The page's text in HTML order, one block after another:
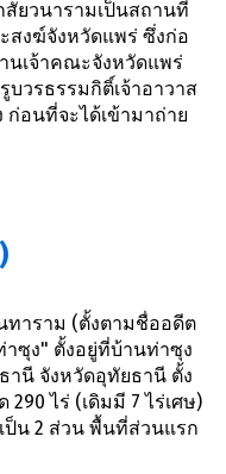
ยวนารามเป็นสถานที่
งฆ์จังหวัดแพร่ ซึ่งก่อ
นเจ้าคณะจังหวัดแพร่
วรธรรมกิติ์เจ้าอาวาส
ก่อนที่จะได้เข้ามาถ่าย
ทาราม (ตั้งตามชื่ออดีต
าซุง" ตั้งอยู่ที่บ้านท่าซุง
านี จังหวัดอุทัยธานี ตั้ง
ไร่ (เดิมมี 7 ไร่เศษ)
น 2 ส่วน พื้นที่ส่วนแรก